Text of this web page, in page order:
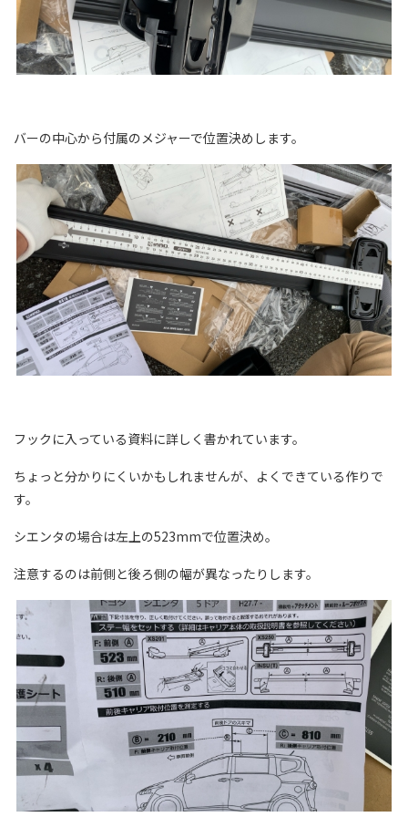
バーの中心から付属のメジャーで位置決めします。
フックに入っている資料に詳しく書かれています。
ちょっと分かりにくいかもしれませんが、よくできている作りで
す。
シエンタの場合は左上の523mmで位置決め。
注意するのは前側と後ろ側の幅が異なったりします。